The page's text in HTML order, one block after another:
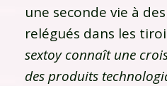
une seconde vie à
relégués dans les
sextoy connaît une
des produits